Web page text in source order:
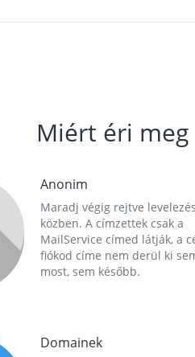
Miért éri meg
Anonim
Maradj végig rejtve levelezés
közben. A címzettek csak a
MailService címed látják, a
fiókod címe nem derül ki
most, sem később.
Domainek